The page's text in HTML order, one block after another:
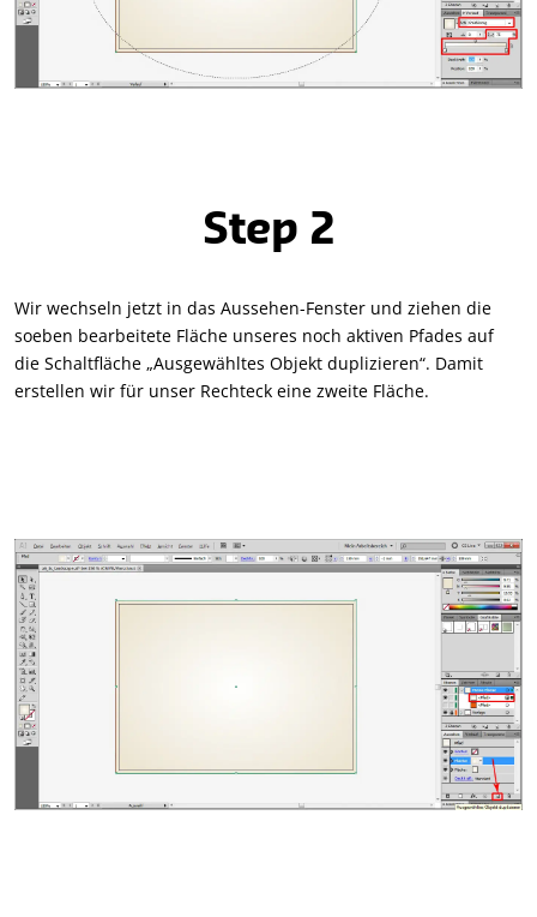
Step 2
Wir wechseln jetzt in das Aussehen-Fenster und ziehen die
soeben bearbeitete Fläche unseres noch aktiven Pfades auf
die Schaltfläche „Ausgewähltes Objekt duplizieren“. Damit
erstellen wir für unser Rechteck eine zweite Fläche.